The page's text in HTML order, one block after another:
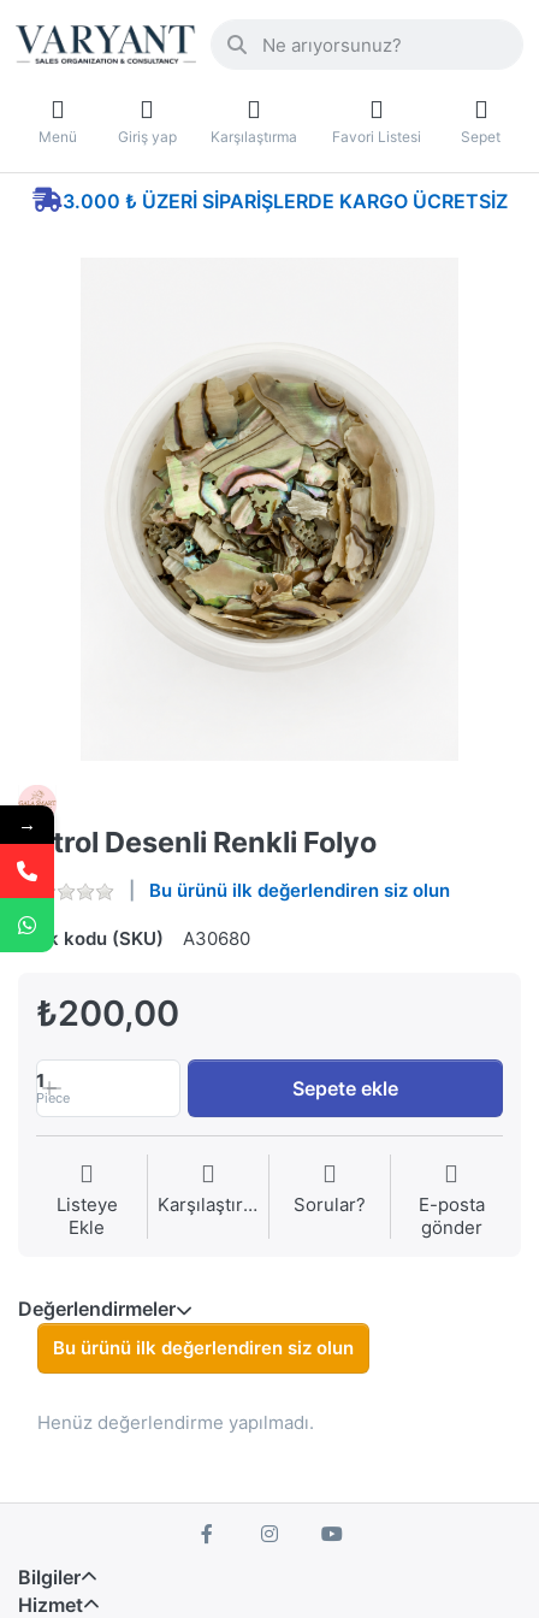
Menü Giriş yap Karşılaştırma Favori Listesi Sepet
3.000 ₺ ÜZERI SIPARIŞLERDE KARGO ÜCRETSIZ
Petrol Desenli Renkli Folyo
Bu ürünü ilk değerlendiren siz olun
Stok kodu (SKU) A30680
₺200,00
1
Piece Sepete ekle
Listeye
Ekle
Karşılaştırma Sorular?
E-posta
gönder
Değerlendirmeler
Bu ürünü ilk değerlendiren siz olun
Henüz değerlendirme yapılmadı.
Bilgiler
Hizmet
→